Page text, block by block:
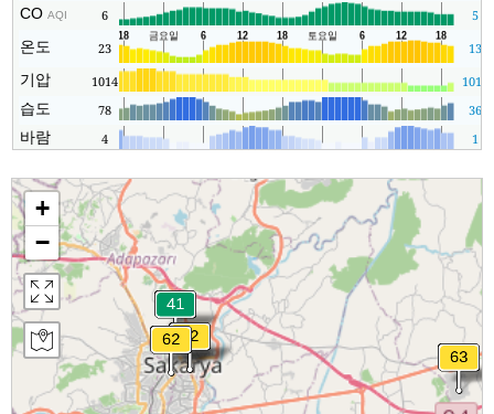
COAQI 6 5
온도 23 13
기압 1014 1013
습도 78 36
바람 4 1
+
−